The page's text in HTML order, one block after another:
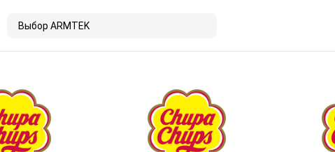
Выбор ARMTEK